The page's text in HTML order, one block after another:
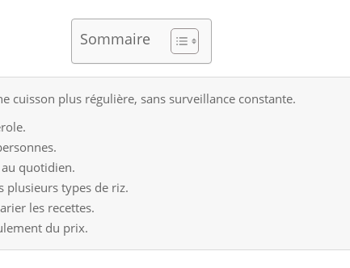
Sommaire
cuisson plus régulière, sans surveillance constante.
quotidien.
plusieurs types de riz.
les recettes.
du prix.